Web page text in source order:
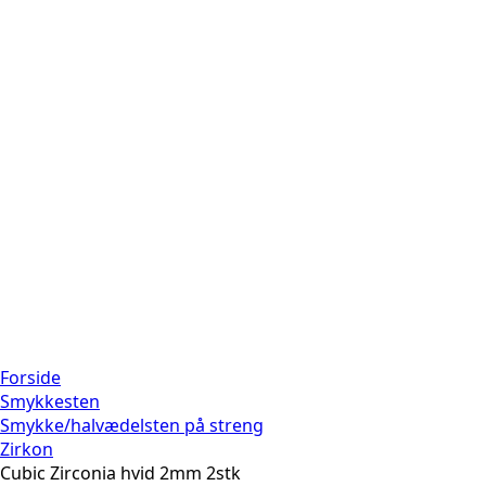
Forside
Smykkesten
Smykke/halvædelsten på streng
Zirkon
Cubic Zirconia hvid 2mm 2stk